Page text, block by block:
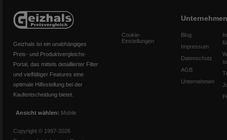
Geizhals ist ein unabhängiges
Preis- und Produktvergleichs-
Portal, das mittels detaillierter Filter
und vielfältiger Features eine
optimale Hilfestellung bei der
Kaufentscheidung bietet.
Ansicht wählen: Mobile
Copyright © 1997-2026
Cookie-
Einstellungen
Unternehmen
Blog
Impressum
Datenschutz
AGB
Unternehmen